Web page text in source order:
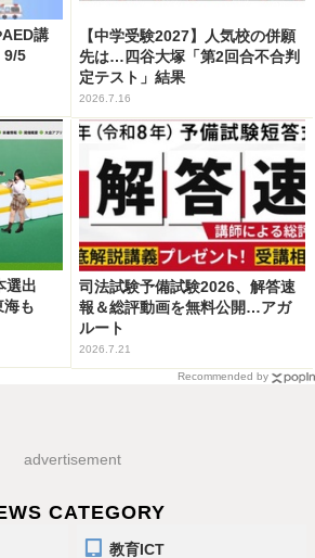
講
9/5
【中学受験2027】人気校の併願
先は…四谷大塚「第2回合不合判
定テスト」結果
2026.7.16
選出
も
司法試験予備試験2026、解答速
報＆総評動画を無料公開…アガ
ルート
2026.7.21
Recommended by
advertisement
CATEGORY
教育ICT